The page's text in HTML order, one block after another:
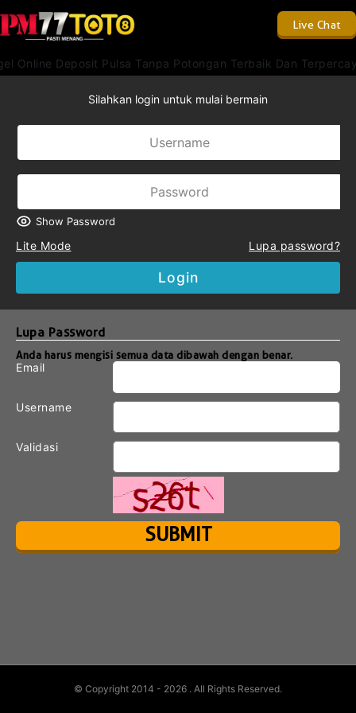
Live Chat
Online Deposit Pulsa Tanpa Potongan Terbaik Dan
Silahkan login untuk mulai bermain
Show Password
Lite Mode Lupa password?
Login
Lupa Password
Anda harus mengisi semua data dibawah dengan benar.
Email
Username
Validasi
© Copyright 2014 - 2026 . All Rights Reserved.